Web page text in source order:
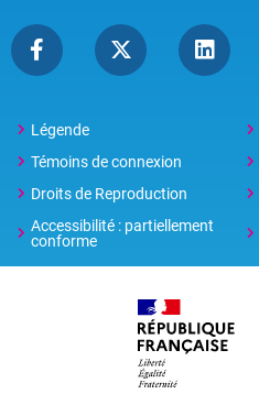
Légende
Témoins de connexion
Droits de Reproduction
Accessibilité : partiellement
conforme